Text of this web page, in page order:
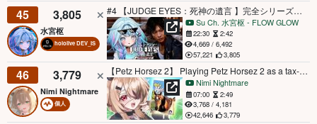
45 3,805
水宮枢
hololive DEV_IS
#4 【JUDGE EYES：死神の遺言 】完全シリーズ初見！※ネタバレあり【水宮枢／ホロライブDEV_IS】
Su Ch. 水宮枢 - FLOW GLOW
22:30
2:42
4,669 / 6,492
57,221
3,805
46 3,779
Nimi Nightmare
個人
【Petz Horsez 2】 Playing Petz Horsez 2 as a tax-paying adult
Nimi Nightmare
07:00
2:49
3,768 / 4,181
42,646
3,779